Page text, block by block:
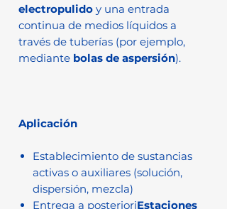
electropulido y una entrada
continua de medios líquidos a
través de tuberías (por ejemplo,
mediante bolas de aspersión).
Aplicación
Establecimiento de sustancias
activas o auxiliares (solución,
dispersión, mezcla)
Entrega a posterioriEstaciones